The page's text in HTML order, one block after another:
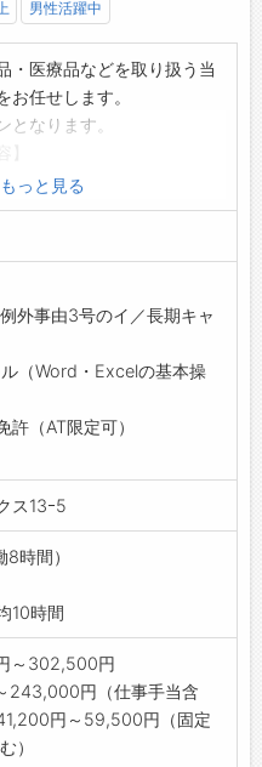
男性活躍中
・医療品などを取り扱う当
お任せします。
となります。
環境資材（指定ごみ袋な
防災品の提案営業
定期訪問
注対応などもお願いしま
用します。
外出張があります。
】
社全体として目標に向け
ています。
と人間の「健康」に貢献で
もっと見る
外事由3号のイ／長期キャ
ル（Word・Excelの基本操
許（AT限定可）
ス13ｰ5
時間）
10時間
～302,500円
243,000円（仕事手当含
円～59,500円（固定
）